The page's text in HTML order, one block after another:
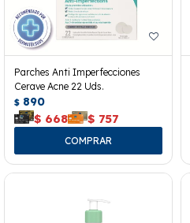
Parches Anti Imperfecciones
Cerave Acne 22 Uds.
$ 890
$ 668 $ 757